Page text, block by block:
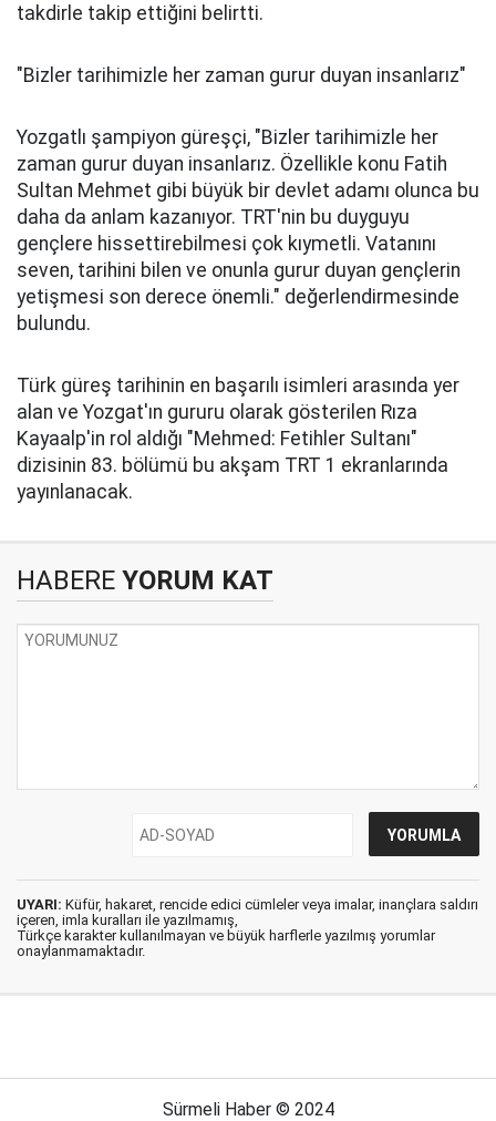
takdirle takip ettiğini belirtti.
"Bizler tarihimizle her zaman gurur duyan insanlarız"
Yozgatlı şampiyon güreşçi, "Bizler tarihimizle her
zaman gurur duyan insanlarız. Özellikle konu Fatih
Sultan Mehmet gibi büyük bir devlet adamı olunca bu
daha da anlam kazanıyor. TRT'nin bu duyguyu
gençlere hissettirebilmesi çok kıymetli. Vatanını
seven, tarihini bilen ve onunla gurur duyan gençlerin
yetişmesi son derece önemli." değerlendirmesinde
bulundu.
Türk güreş tarihinin en başarılı isimleri arasında yer
alan ve Yozgat'ın gururu olarak gösterilen Rıza
Kayaalp'in rol aldığı "Mehmed: Fetihler Sultanı"
dizisinin 83. bölümü bu akşam TRT 1 ekranlarında
yayınlanacak.
HABERE YORUM KAT
UYARI: Küfür, hakaret, rencide edici cümleler veya imalar, inançlara saldırı
içeren, imla kuralları ile yazılmamış,
Türkçe karakter kullanılmayan ve büyük harflerle yazılmış yorumlar
onaylanmamaktadır.
Sürmeli Haber © 2024